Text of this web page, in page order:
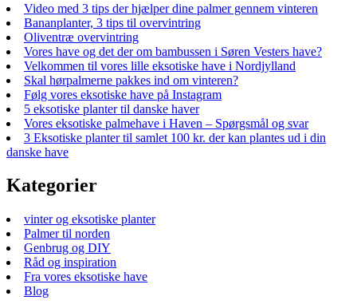
Video med 3 tips der hjælper dine palmer gennem vinteren
Bananplanter, 3 tips til overvintring
Oliventræ overvintring
Vores have og det der om bambussen i Søren Vesters have?
Velkommen til vores lille eksotiske have i Nordjylland
Skal hørpalmerne pakkes ind om vinteren?
Følg vores eksotiske have på Instagram
5 eksotiske planter til danske haver
Vores eksotiske palmehave i Haven – Spørgsmål og svar
3 Eksotiske planter til samlet 100 kr. der kan plantes ud i din
danske have
Kategorier
vinter og eksotiske planter
Palmer til norden
Genbrug og DIY
Råd og inspiration
Fra vores eksotiske have
Blog